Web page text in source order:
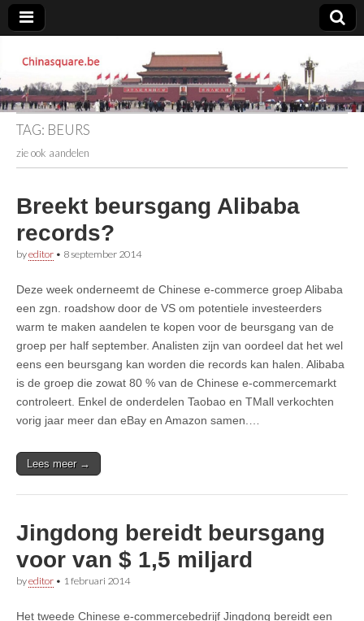
Chinasquare.be
TAG: BEURS
zie ook aandelen
Breekt beursgang Alibaba
records?
byeditor • 8 september 2014
Deze week onderneemt de Chinese e-commerce groep Alibaba
een zgn. roadshow door de VS om potentiele investeerders
warm te maken aandelen te kopen voor de beursgang van de
groep per half september. Analisten zijn van oordeel dat het wel
eens een beursgang kan worden die records kan halen. Alibaba
is de groep die zowat 80 % van de Chinese e-commercemarkt
controleert. Enkel de onderdelen Taobao en TMall verkochten
vorig jaar meer dan eBay en Amazon samen.…
Lees meer →
Jingdong bereidt beursgang
voor van $ 1,5 miljard
byeditor • 1 februari 2014
Het tweede Chinese e-commercebedrijf Jingdong bereidt een